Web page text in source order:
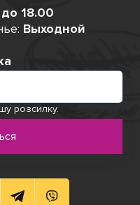
18.00
Выходной
розсилку.